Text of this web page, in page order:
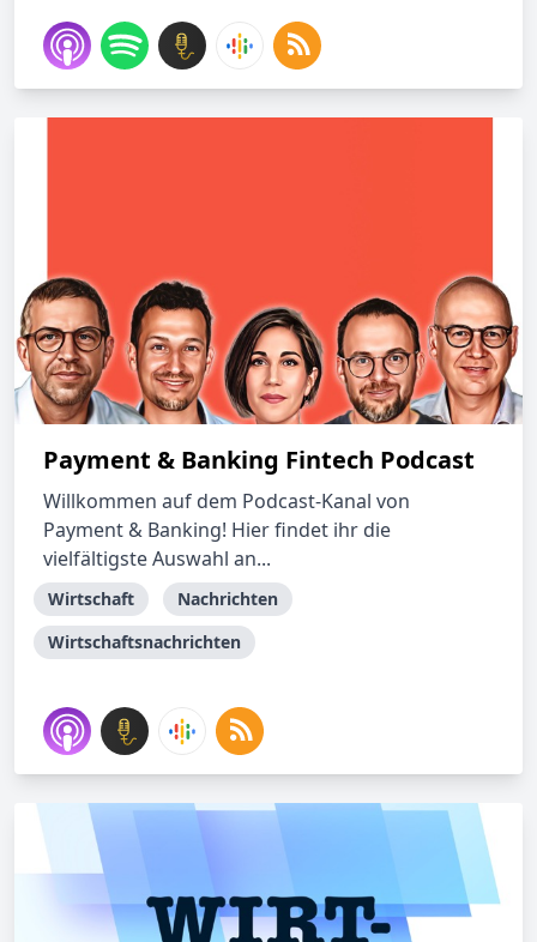
Payment & Banking Fintech Podcast
Willkommen auf dem Podcast-Kanal von
Payment & Banking! Hier findet ihr die
vielfältigste Auswahl an...
Wirtschaft
Nachrichten
Wirtschaftsnachrichten